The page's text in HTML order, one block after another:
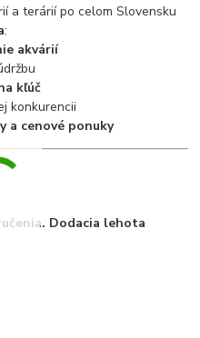
a terárií po celom Slovensku
:
akvárií
kľúč
konkurencii
a cenové ponuky
Dodacia lehota